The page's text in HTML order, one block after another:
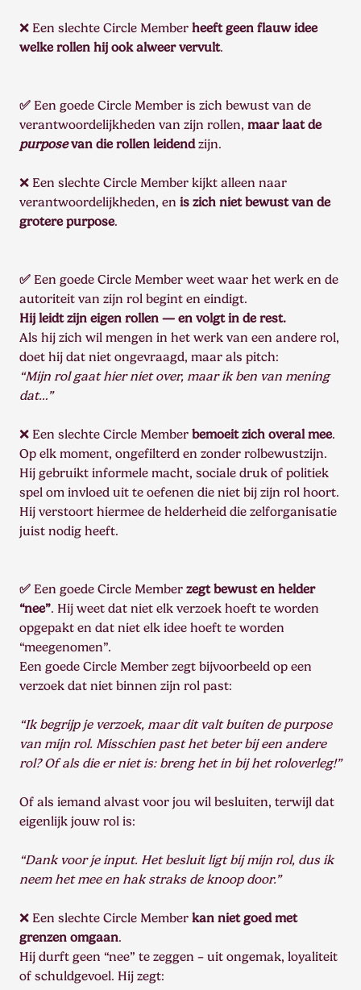
❌ Een slechte Circle Member heeft geen flauw idee
welke rollen hij ook alweer vervult.
✅ Een goede Circle Member is zich bewust van de
verantwoordelijkheden van zijn rollen, maar laat de
purposevan die rollen leidendzijn.
❌ Een slechte Circle Member kijkt alleen naar
verantwoordelijkheden, en is zich niet bewust van de
grotere purpose.
✅ Een goede Circle Member weet waar het werk en de
autoriteit van zijn rol begint en eindigt.
Hij leidt zijn eigen rollen — en volgt in de rest.
Als hij zich wil mengen in het werk van een andere rol,
doet hij dat niet ongevraagd, maar als pitch:
“Mijn rol gaat hier niet over, maar ik ben van mening
dat…”
❌ Een slechte Circle Member bemoeit zich overal mee.
Op elk moment, ongefilterd en zonder rolbewustzijn.
Hij gebruikt informele macht, sociale druk of politiek
spel om invloed uit te oefenen die niet bij zijn rol hoort.
Hij verstoort hiermee de helderheid die zelforganisatie
juist nodig heeft.
✅ Een goede Circle Member zegt bewust en helder
“nee”. Hij weet dat niet elk verzoek hoeft te worden
opgepakt en dat niet elk idee hoeft te worden
“meegenomen”.
Een goede Circle Member zegt bijvoorbeeld op een
verzoek dat niet binnen zijn rol past:
“Ik begrijp je verzoek, maar dit valt buiten de purpose
van mijn rol. Misschien past het beter bij een andere
rol? Of als die er niet is: breng het in bij het roloverleg!”
Of als iemand alvast voor jou wil besluiten, terwijl dat
eigenlijk jouw rol is:
“Dank voor je input. Het besluit ligt bij mijn rol, dus ik
neem het mee en hak straks de knoop door.”
❌ Een slechte Circle Member kan niet goed met
grenzen omgaan.
Hij durft geen “nee” te zeggen – uit ongemak, loyaliteit
of schuldgevoel. Hij zegt: